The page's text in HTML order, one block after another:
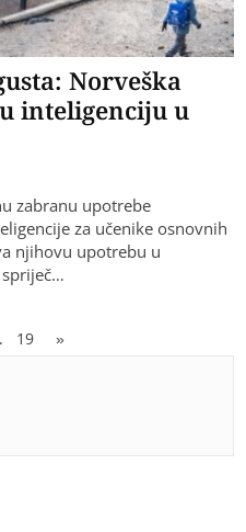
Norveška
inteligenciju u
zabranu upotrebe
za učenike osnovnih
njihovu upotrebu u
19 »